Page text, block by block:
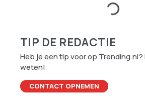
TIP DE REDACTIE
Heb je een tip voor op
weten!
CONTACT OPNEMEN